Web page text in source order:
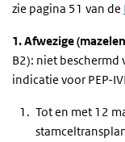
zie pagina 51 van de
1. Afwezige
B2): niet beschermd
indicatie voor PEP-
Tot en met 12